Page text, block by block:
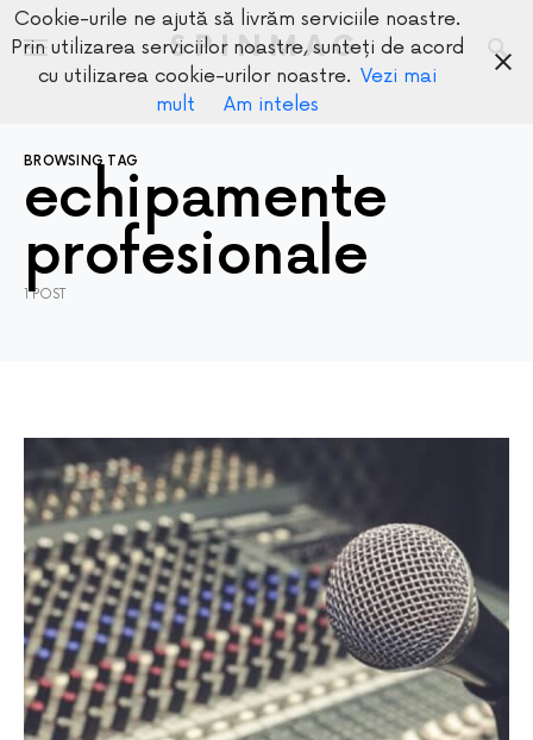
SPINMAG
BROWSING TAG
echipamente
profesionale
1 POST
Cookie-urile ne ajută să livrăm serviciile noastre.
Prin utilizarea serviciilor noastre, sunteți de acord
cu utilizarea cookie-urilor noastre. Vezi mai
mult
Am inteles